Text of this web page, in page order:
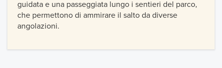
guidata e una passeggiata lungo i sentieri del parco,
che permettono di ammirare il salto da diverse
angolazioni.